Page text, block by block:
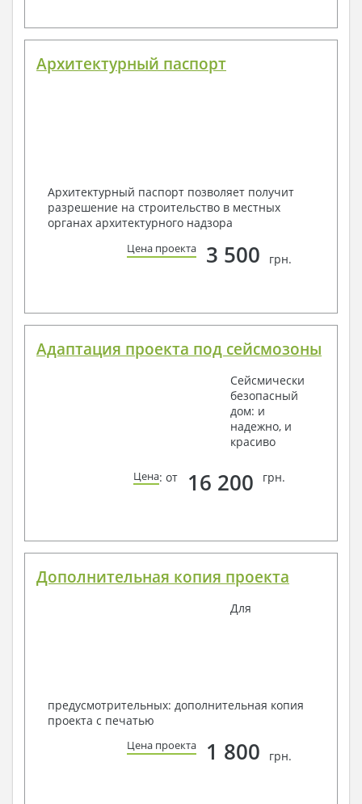
Архитектурный паспорт
Архитектурный паспорт позволяет получит
разрешение на строительство в местных
органах архитектурного надзора
Цена проекта 3 500 грн.
Адаптация проекта под сейсмозоны
Сейсмически
безопасный
дом: и
надежно, и
красиво
Цена: от 16 200 грн.
Дополнительная копия проекта
Для
предусмотрительных: дополнительная копия
проекта с печатью
Цена проекта 1 800 грн.